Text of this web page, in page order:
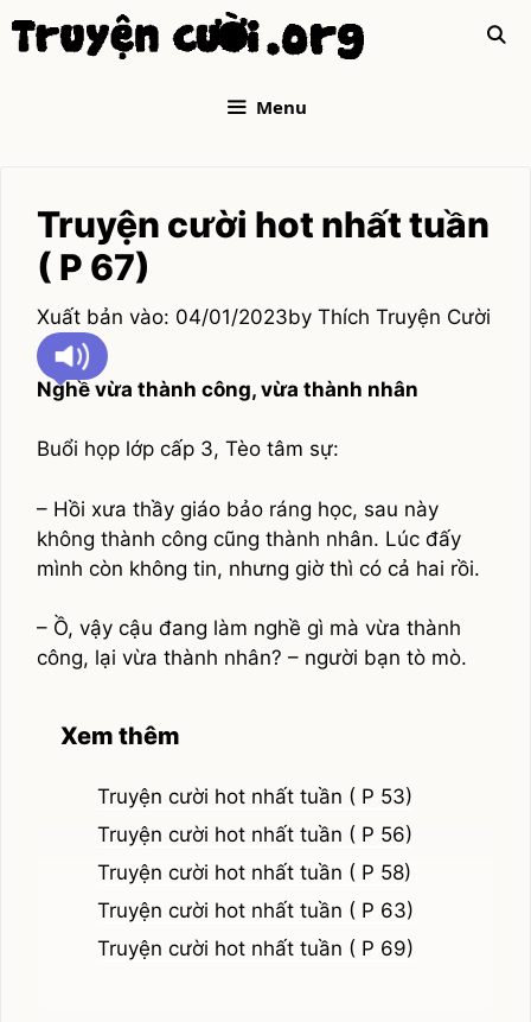
Menu
Truyện cười hot nhất tuần
( P 67)
04/01/2023by Thích Truyện Cười
Nghề vừa thành công, vừa thành nhân
Buổi họp lớp cấp 3, Tèo tâm sự:
– Hồi xưa thầy giáo bảo ráng học, sau này
không thành công cũng thành nhân. Lúc đấy
mình còn không tin, nhưng giờ thì có cả hai rồi.
– Ồ, vậy cậu đang làm nghề gì mà vừa thành
công, lại vừa thành nhân? – người bạn tò mò.
Xem thêm
Truyện cười hot nhất tuần ( P 53)
Truyện cười hot nhất tuần ( P 56)
Truyện cười hot nhất tuần ( P 58)
Truyện cười hot nhất tuần ( P 63)
Truyện cười hot nhất tuần ( P 69)